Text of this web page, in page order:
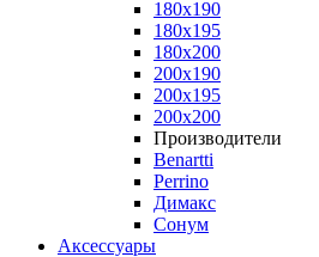
180x190
180x195
180x200
200x190
200x195
200x200
Производители
Benartti
Perrino
Димакс
Сонум
Аксессуары